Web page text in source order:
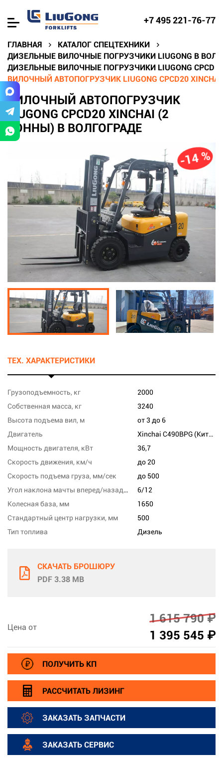
+7 495 221-76-77
ГЛАВНАЯ
КАТАЛОГ СПЕЦТЕХНИКИ
ДИЗЕЛЬНЫЕ ВИЛОЧНЫЕ ПОГРУЗЧИКИ LIUGONG В
ДИЗЕЛЬНЫЕ ВИЛОЧНЫЕ ПОГРУЗЧИКИ LIUGONG CPCD
ВИЛОЧНЫЙ АВТОПОГРУЗЧИК LIUGONG CPCD20
ВИЛОЧНЫЙ АВТОПОГРУЗЧИК
LIUGONG CPCD20 XINCHAI (2
ТОННЫ) В ВОЛГОГРАДЕ
-14 %
ТЕХ. ХАРАКТЕРИСТИКИ
Грузоподъемность, кг
2000
Собственная масса, кг
3240
Высота подъема вил, м
от 3 до 6
Двигатель
Xinchai C490BPG (Китай)
Мощность двигателя, кВт
36,7
Скорость движения, км/ч
до 20
Скорость подъема груза, мм/сек
до 500
Угол наклона мачты вперед/назад, град
6/12
Колесная база, мм
1650
Стандартный центр нагрузки, мм
500
Тип топлива
Дизель
СКАЧАТЬ БРОШЮРУ
PDF 3.38 MB
Цена от
1 615 790 ₽
1 395 545 ₽
ПОЛУЧИТЬ КП
РАССЧИТАТЬ ЛИЗИНГ
ЗАКАЗАТЬ ЗАПЧАСТИ
ЗАКАЗАТЬ СЕРВИС